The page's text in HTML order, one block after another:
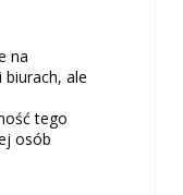
na
biurach, ale
tego
osób